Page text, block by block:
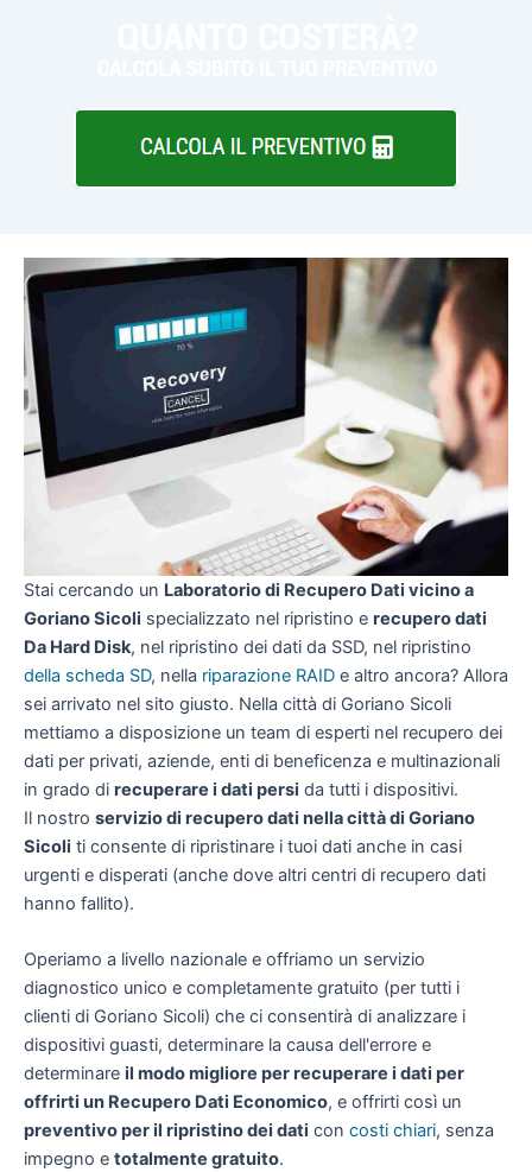
Stai cercando un Laboratorio di Recupero Dati vicino a
Goriano Sicoli specializzato nel ripristino e recupero dati
Da Hard Disk, nel ripristino dei dati da SSD, nel ripristino
della scheda SD, nella riparazione RAID e altro ancora? Allora
sei arrivato nel sito giusto. Nella città di Goriano Sicoli
mettiamo a disposizione un team di esperti nel recupero dei
dati per privati, aziende, enti di beneficenza e multinazionali
in grado di recuperare i dati persi da tutti i dispositivi.
Il nostro servizio di recupero dati nella città di Goriano
Sicoli ti consente di ripristinare i tuoi dati anche in casi
urgenti e disperati (anche dove altri centri di recupero dati
hanno fallito).
Operiamo a livello nazionale e offriamo un servizio
diagnostico unico e completamente gratuito (per tutti i
clienti di Goriano Sicoli) che ci consentirà di analizzare i
dispositivi guasti, determinare la causa dell'errore e
determinare il modo migliore per recuperare i dati per
offrirti un Recupero Dati Economico, e offrirti così un
preventivo per il ripristino dei dati con costi chiari, senza
impegno e totalmente gratuito.